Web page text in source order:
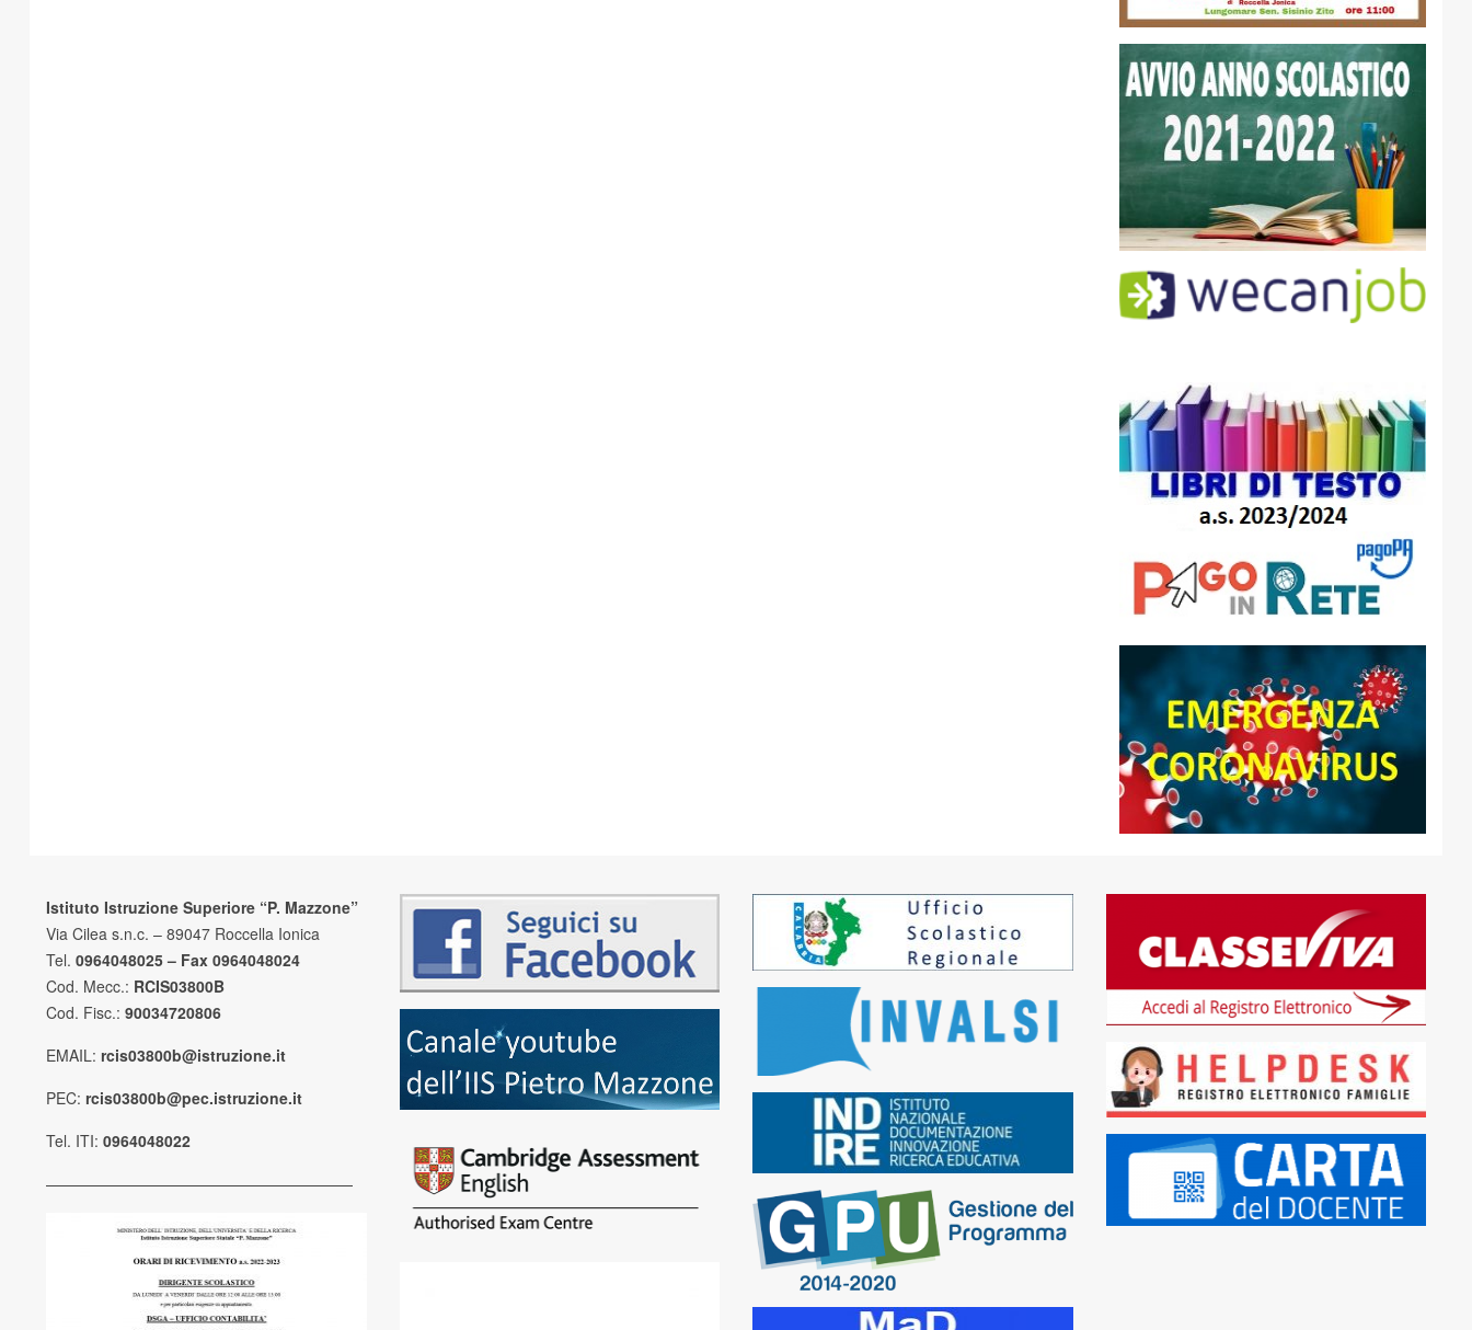
Istituto Istruzione Superiore “P. Mazzone”
Via Cilea s.n.c. – 89047 Roccella Ionica
Tel. 0964048025 – Fax 0964048024
Cod. Mecc.: RCIS03800B
Cod. Fisc.: 90034720806
EMAIL: rcis03800b@istruzione.it
PEC: rcis03800b@pec.istruzione.it
Tel. ITI: 0964048022
————————————————————